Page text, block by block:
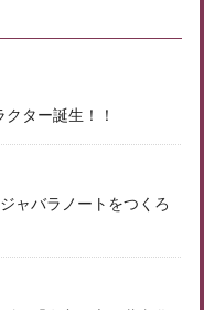
ター誕生！！
ャバラノートをつくろ